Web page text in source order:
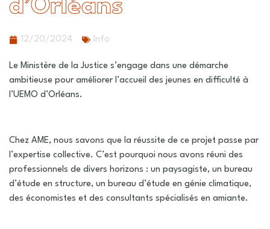
d’Orléans
12/20/2024 Info
Le Ministère de la Justice s’engage dans une démarche
ambitieuse pour améliorer l’accueil des jeunes en difficulté à
l’UEMO d’Orléans.
Chez AME, nous savons que la réussite de ce projet passe par
l’expertise collective. C’est pourquoi nous avons réuni des
professionnels de divers horizons : un paysagiste, un bureau
d’étude en structure, un bureau d’étude en génie climatique,
des économistes et des consultants spécialisés en amiante.